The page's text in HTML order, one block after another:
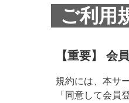
ご利用
【重要】 会
規約には、本サ
「同意して会員